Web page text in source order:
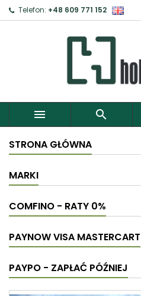
Telefon: +48 609 771 152
 
STRONA GŁÓWNA
MARKI
COMFINO - RATY 0%
PAYNOW VISA MASTERCART
PAYPO - ZAPŁAĆ PÓŹNIEJ